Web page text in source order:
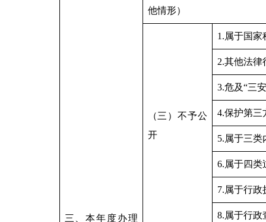
三、本年度办理
他情形）
（三）不予公
开
1.属于国家
2.其他法律
3.危及“三
4.保护第三
5.属于三类
6.属于四类
7.属于行政
8.属于行政